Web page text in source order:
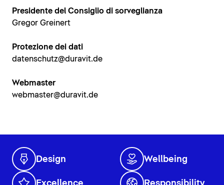
Presidente del Consiglio di sorveglianza
Gregor Greinert
Protezione dei dati
datenschutz@duravit.de
Webmaster
webmaster@duravit.de
Design Wellbeing